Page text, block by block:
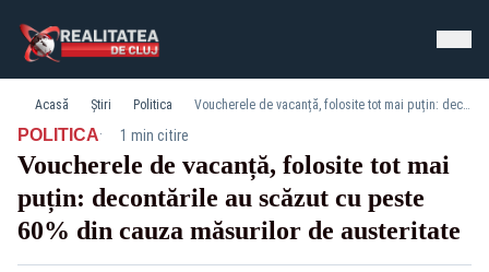
Acasă Știri Politica Voucherele de vacanță, folosite tot mai puțin: decontările au scăzut cu peste 60% din cauza măsurilor de austeritate
POLITICA· 1 min citire
Voucherele de vacanță, folosite tot mai
puțin: decontările au scăzut cu peste
60% din cauza măsurilor de austeritate